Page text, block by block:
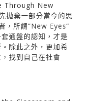
Through New
拋棄一部分當今的思
，所謂”New Eyes”
通盤的認知，才是
除此之外，更加希
找到自己在社會